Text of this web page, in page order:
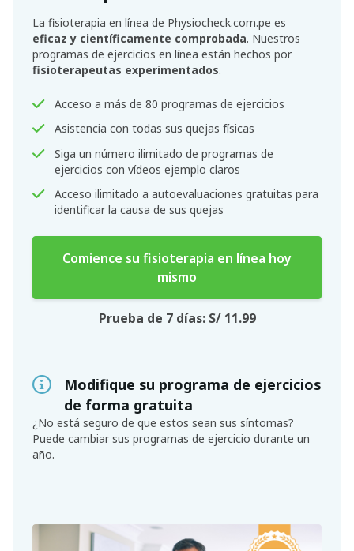
La fisioterapia en línea de Physiocheck.com.pe es
eficaz y científicamente comprobada. Nuestros
programas de ejercicios en línea están hechos por
fisioterapeutas experimentados.
Acceso a más de 80 programas de ejercicios
Asistencia con todas sus quejas físicas
Siga un número ilimitado de programas de
ejercicios con vídeos ejemplo claros
Acceso ilimitado a autoevaluaciones gratuitas para
identificar la causa de sus quejas
Comience su fisioterapia en línea hoy
mismo
Prueba de 7 días: S/ 11.99
Modifique su programa de ejercicios
de forma gratuita
¿No está seguro de que estos sean sus síntomas?
Puede cambiar sus programas de ejercicio durante un
año.